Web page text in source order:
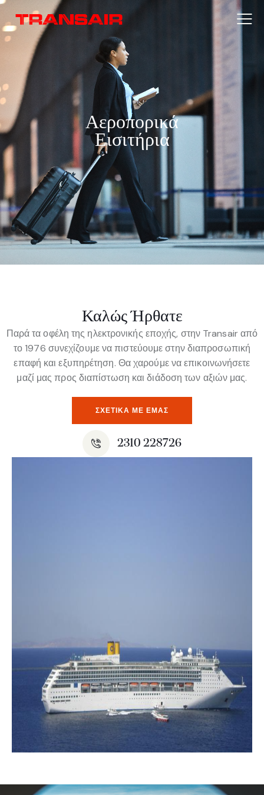
Αεροπορικά
Εισιτήρια
Καλώς Ήρθατε
Παρά τα οφέλη της ηλεκτρονικής εποχής, στην Transair από
το 1976 συνεχίζουμε να πιστεύουμε στην διαπροσωπική
επαφή και εξυπηρέτηση. Θα χαρούμε να επικοινωνήσετε
μαζί μας προς διαπίστωση και διάδοση των αξιών μας.
ΣΧΕΤΙΚΆ ΜΕ ΕΜΆΣ
2310 228726